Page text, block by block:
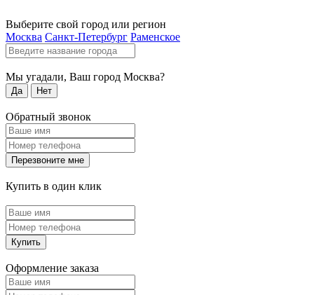
Выберите свой город или регион
Москва Санкт-Петербург Раменское
Мы угадали, Ваш город Москва?
Да Нет
Обратный звонок
Перезвоните мне
Купить в один клик
Купить
Оформление заказа